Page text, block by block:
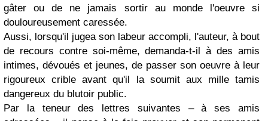
gâter ou de ne jamais sortir au monde l'oeuvre si
douloureusement caressée.
Aussi, lorsqu'il jugea son labeur accompli, l'auteur, à bout
de recours contre soi-même, demanda-t-il à des amis
intimes, dévoués et jeunes, de passer son oeuvre à leur
rigoureux crible avant qu'il la soumit aux mille tamis
dangereux du blutoir public.
Par la teneur des lettres suivantes – à ses amis